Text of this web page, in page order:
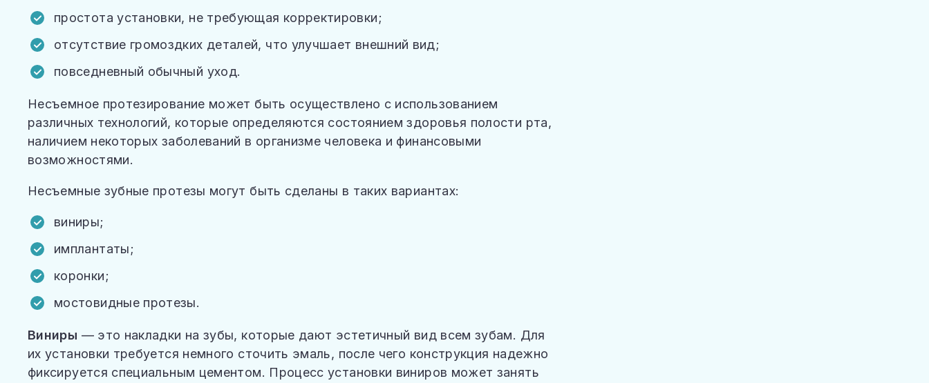
простота установки, не требующая корректировки;
отсутствие громоздких деталей, что улучшает внешний вид;
повседневный обычный уход.
Несъемное протезирование может быть осуществлено с использованием
различных технологий, которые определяются состоянием здоровья полости рта,
наличием некоторых заболеваний в организме человека и финансовыми
возможностями.
Несъемные зубные протезы могут быть сделаны в таких вариантах:
виниры;
имплантаты;
коронки;
мостовидные протезы.
Виниры — это накладки на зубы, которые дают эстетичный вид всем зубам. Для
их установки требуется немного сточить эмаль, после чего конструкция надежно
фиксируется специальным цементом. Процесс установки виниров может занять